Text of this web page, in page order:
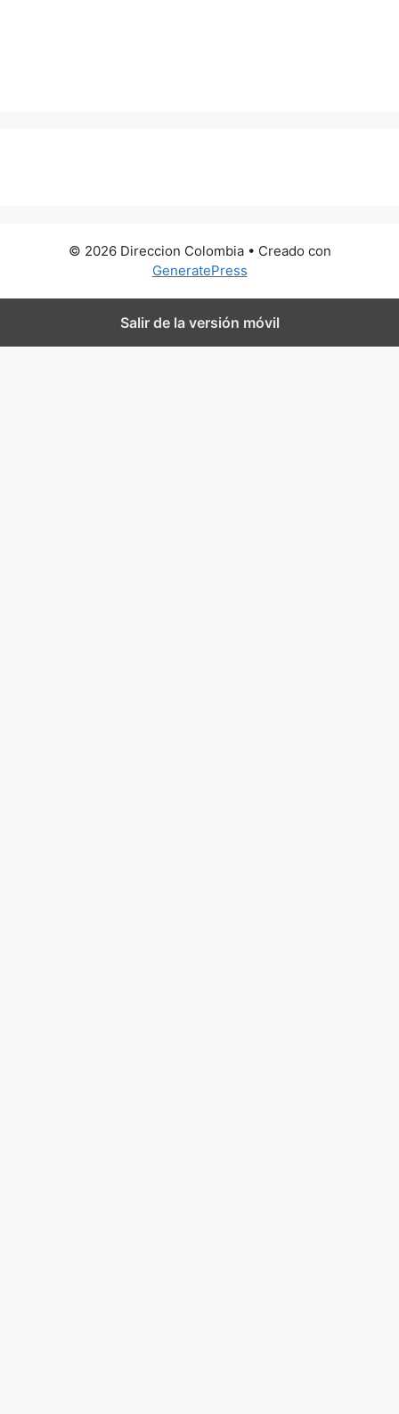
© 2026 Direccion Colombia• Creado con
GeneratePress
Salir de la versión móvil